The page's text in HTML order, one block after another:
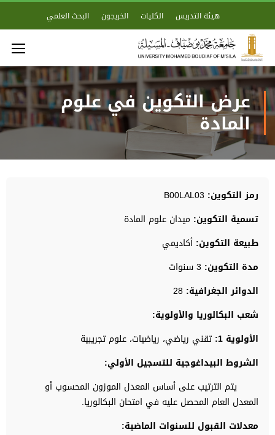
هيئة التدريس الكليات الخريجون البحث العلمي
عرض التكوين في علوم
المادة
رمز التكوين:
تسمية التكوين: ميدان علوم المادة
طبيعة التكوين: أكاديمي
مدة التكوين:
الدوائر الجغرافية:
شعب البكالوريا والأولوية:
الأولوية 1:
تقني رياضي، رياضيات، علوم تجريبية
الشروط البيداغوجية للتسجيل الأولي:
يتم الترتيب على أساس المعدل الموزون المحسوب أو
المعدل العام المحصل عليه في امتحان البكالوريا.
معدلات القبول للسنوات الماضية: